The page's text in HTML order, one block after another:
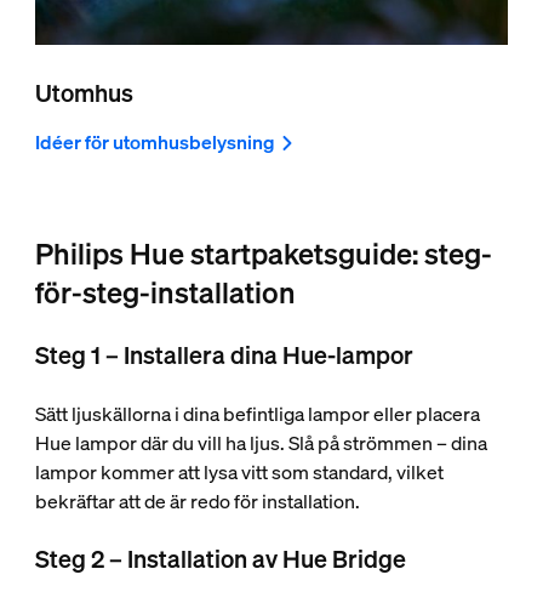
Utomhus
Idéer för utomhusbelysning
Philips Hue startpaketsguide: steg-
för-steg-installation
Steg 1 – Installera dina Hue-lampor
Sätt ljuskällorna i dina befintliga lampor eller placera
Hue lampor där du vill ha ljus. Slå på strömmen – dina
lampor kommer att lysa vitt som standard, vilket
bekräftar att de är redo för installation.
Steg 2 – Installation av Hue Bridge